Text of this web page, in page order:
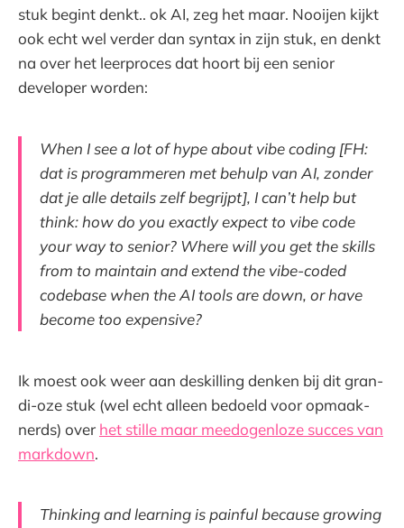
stuk begint denkt.. ok AI, zeg het maar. Nooijen kijkt
ook echt wel verder dan syntax in zijn stuk, en denkt
na over het leerproces dat hoort bij een senior
developer worden:
When I see a lot of hype about vibe coding [FH:
dat is programmeren met behulp van AI, zonder
dat je alle details zelf begrijpt], I can’t help but
think: how do you exactly expect to vibe code
your way to senior? Where will you get the skills
from to maintain and extend the vibe-coded
codebase when the AI tools are down, or have
become too expensive?
Ik moest ook weer aan deskilling denken bij dit gran-
di-oze stuk (wel echt alleen bedoeld voor opmaak-
nerds) over het stille maar meedogenloze succes van
markdown.
Thinking and learning is painful because growing